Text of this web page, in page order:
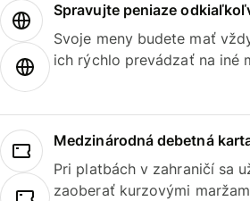
Spravujte peniaze
Svoje meny budete mať
ich rýchlo prevádzať na iné
Medzinárodná debetná
Pri platbách v zahraničí sa
zaoberať kurzovými